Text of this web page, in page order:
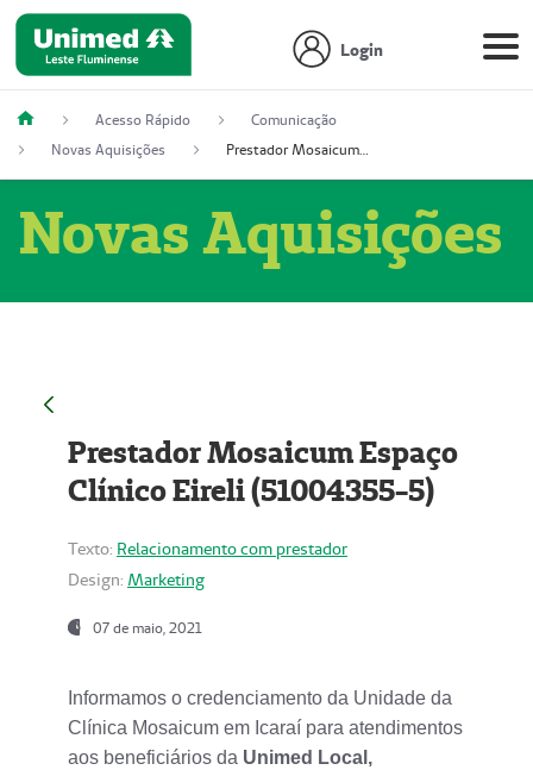
Login
Acesso Rápido
Comunicação
Novas Aquisições
Prestador Mosaicum Espaço Clínico Eireli (51004355-5)
Novas Aquisições
Prestador Mosaicum Espaço
Clínico Eireli (51004355-5)
Texto: Relacionamento com prestador
Design: Marketing
07 de maio, 2021
Informamos o credenciamento da Unidade da
Clínica Mosaicum em Icaraí para atendimentos
aos beneficiários da Unimed Local,